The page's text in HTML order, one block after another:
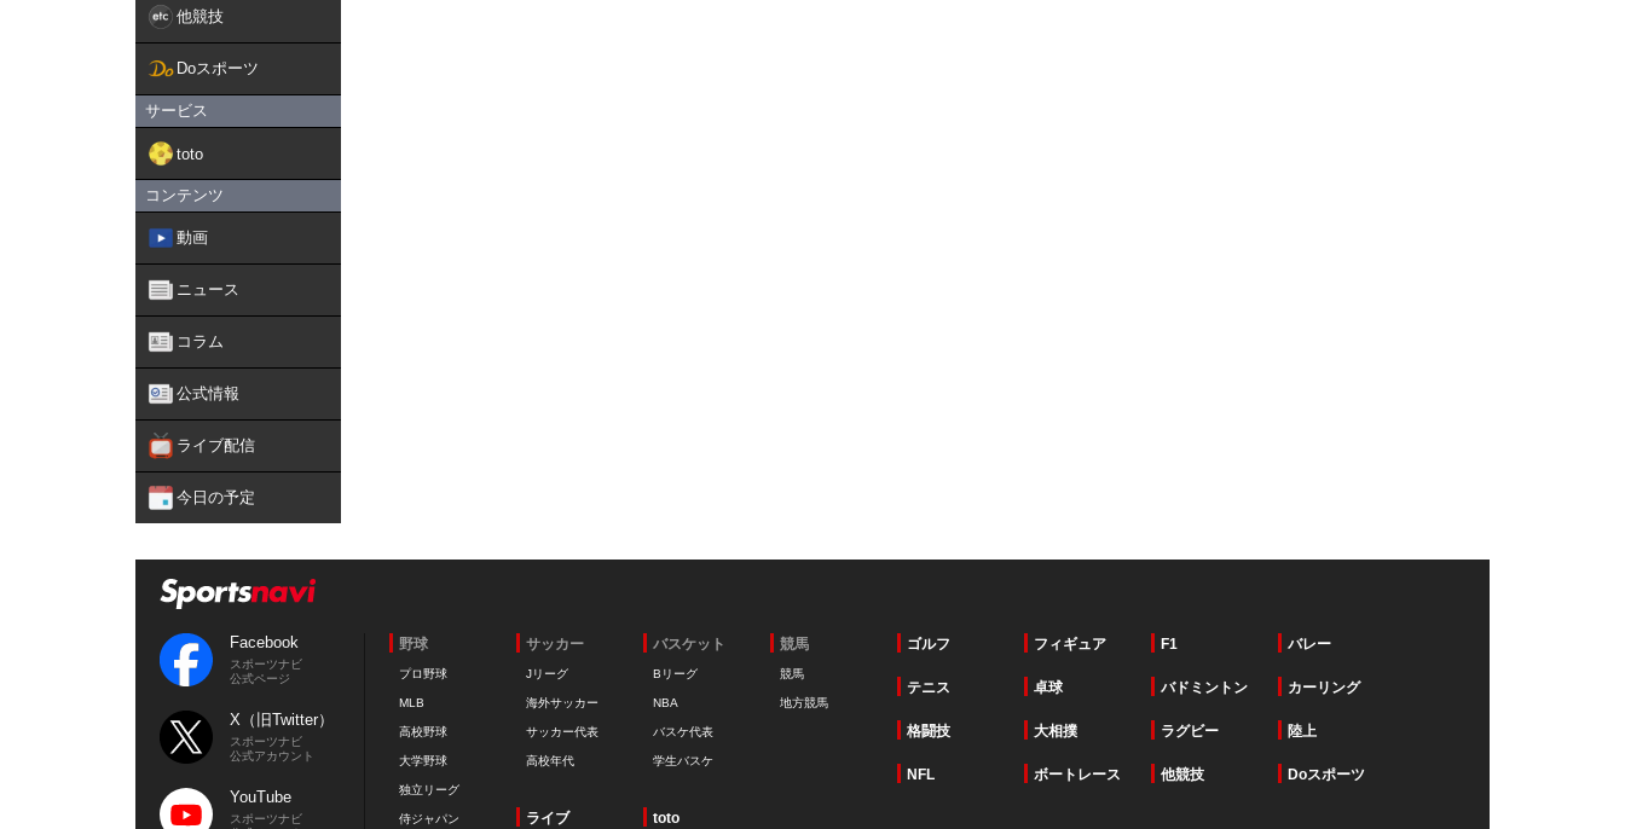
他競技
Doスポーツ
サービス
toto
コンテンツ
動画
ニュース
コラム
公式情報
ライブ配信
今日の予定
Facebook
スポーツナビ
公式ページ
X（旧Twitter）
スポーツナビ
公式アカウント
YouTube
スポーツナビ
野球
プロ野球
MLB
高校野球
大学野球
独立リーグ
侍ジャパン
サッカー
Jリーグ
海外サッカー
サッカー代表
高校年代
バスケット
Bリーグ
NBA
バスケ代表
学生バスケ
競馬
競馬
地方競馬
ゴルフ フィギュア F1 バレー
テニス 卓球 バドミントン カーリング
格闘技 大相撲 ラグビー 陸上
NFL ボートレース 他競技 Doスポーツ
ライブ toto